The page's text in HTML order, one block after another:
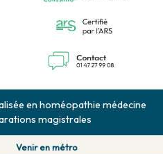
en homéopathie médecine
magistrales
Venir en métro